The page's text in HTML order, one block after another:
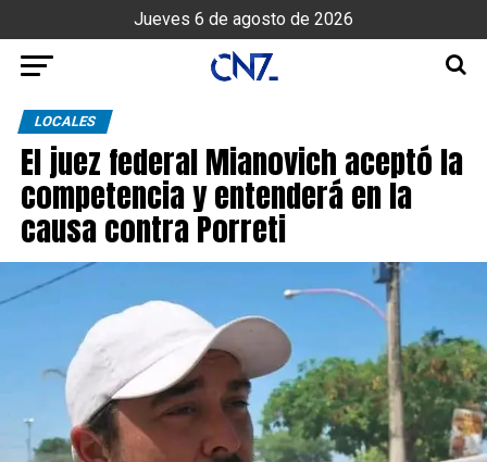
Jueves 6 de agosto de 2026
LOCALES
El juez federal Mianovich aceptó la
competencia y entenderá en la
causa contra Porreti